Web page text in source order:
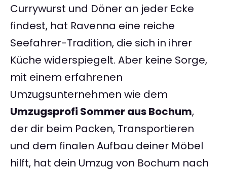
Currywurst und Döner an jeder Ecke
findest, hat Ravenna eine reiche
Seefahrer-Tradition, die sich in ihrer
Küche widerspiegelt. Aber keine Sorge,
mit einem erfahrenen
Umzugsunternehmen wie dem
Umzugsprofi Sommer aus Bochum,
der dir beim Packen, Transportieren
und dem finalen Aufbau deiner Möbel
hilft, hat dein Umzug von Bochum nach